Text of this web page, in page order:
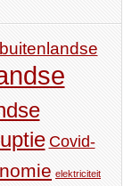
buitenlandse
Covid-
elektriciteit